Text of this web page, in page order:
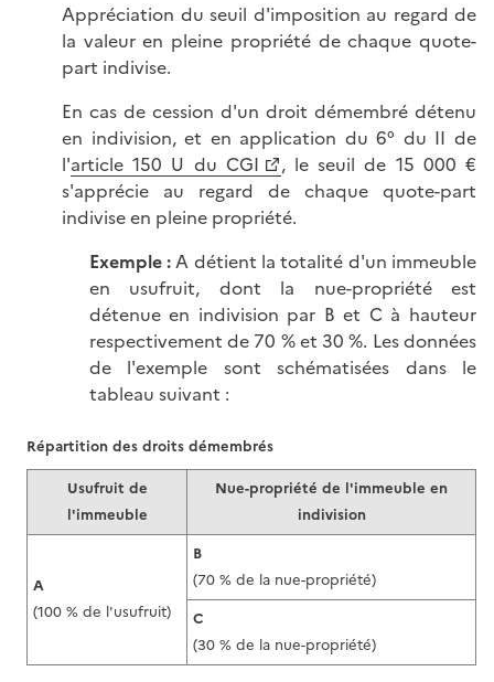
Appréciation du seuil d'imposition au regard de
la valeur en pleine propriété de chaque quote-
part indivise.
En cas de cession d'un droit démembré détenu
en indivision, et en application du 6° du II de
l'article 150 U du CGI
, le seuil de 15 000 €
s'apprécie au regard de chaque quote-part
indivise en pleine propriété.
Exemple :A détient la totalité d'un immeuble
en usufruit, dont la nue-propriété est
détenue en indivision par B et C à hauteur
respectivement de 70 % et 30 %. Les données
de l'exemple sont schématisées dans le
tableau suivant :
Usufruit de
l'immeuble
Nue-propriété de l'immeuble en
indivision
A
(100 % de l'usufruit)
B
(70 % de la nue-propriété)
C
(30 % de la nue-propriété)
Répartition des droits démembrés